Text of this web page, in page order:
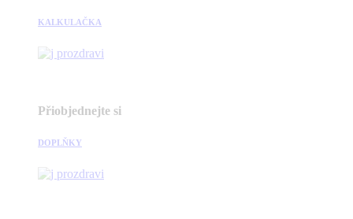
KALKULAČKA
Přiobjednejte si
DOPLŇKY